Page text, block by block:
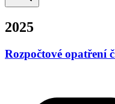
2025
Rozpočtové opatření